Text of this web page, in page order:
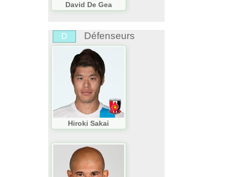
David De Gea
D Défenseurs
Hiroki Sakai